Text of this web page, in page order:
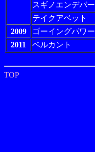
スギノエンデバー
テイクアベット
2009
ゴーイングパワー
2011
ベルカント
TOP